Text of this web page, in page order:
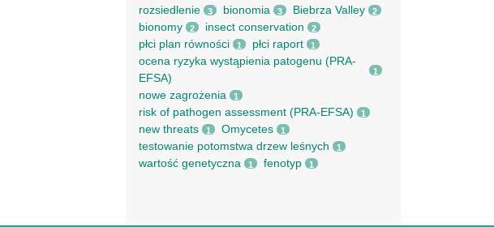
rozsiedlenie 3 bionomia 3 Biebrza Valley 2
bionomy 2 insect conservation 2
płci plan równości 1 płci raport 1
ocena ryzyka wystąpienia patogenu (PRA-
EFSA)
1
nowe zagrożenia 1
risk of pathogen assessment (PRA-EFSA) 1
new threats 1 Omycetes 1
testowanie potomstwa drzew leśnych 1
wartość genetyczna 1 fenotyp 1